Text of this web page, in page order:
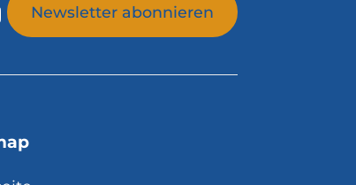
Newsletter abonnieren